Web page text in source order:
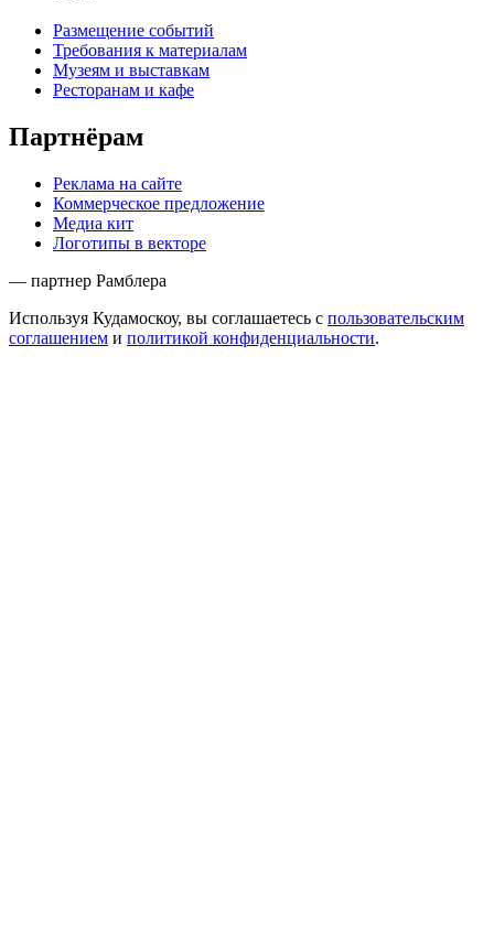
Размещение событий
Требования к материалам
Музеям и выставкам
Ресторанам и кафе
Партнёрам
Реклама на сайте
Коммерческое предложение
Медиа кит
Логотипы в векторе
— партнер Рамблера
Используя Кудамоскоу, вы соглашаетесь с пользовательским
соглашением и политикой конфиденциальности.